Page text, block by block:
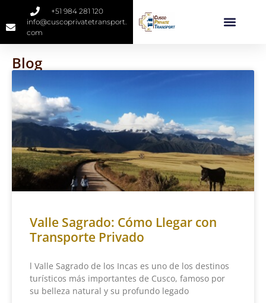
+51 984 281 120
info@cuscoprivatetransport.
com
Blog
Valle Sagrado: Cómo Llegar con
Transporte Privado
l Valle Sagrado de los Incas es uno de los destinos
turísticos más importantes de Cusco, famoso por
su belleza natural y su profundo legado